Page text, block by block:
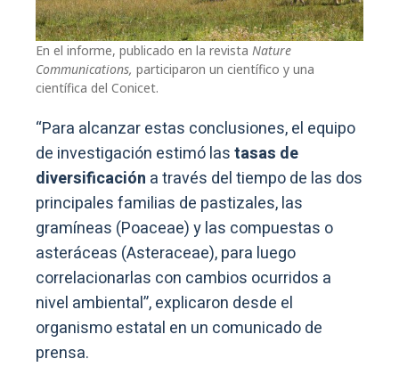
En el informe, publicado en la revista Nature
Communications, participaron un científico y una
científica del Conicet.
“Para alcanzar estas conclusiones, el equipo
de investigación estimó lastasas de
diversificación a través del tiempo de las dos
principales familias de pastizales, las
gramíneas (Poaceae) y las compuestas o
asteráceas (Asteraceae), para luego
correlacionarlas con cambios ocurridos a
nivel ambiental”, explicaron desde el
organismo estatal en un comunicado de
prensa.